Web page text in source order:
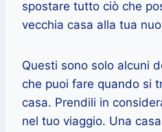
spostare tutto ciò che
vecchia casa alla tua
Questi sono solo alcuni
che puoi fare quando si
casa. Prendili in
nel tuo viaggio. Una